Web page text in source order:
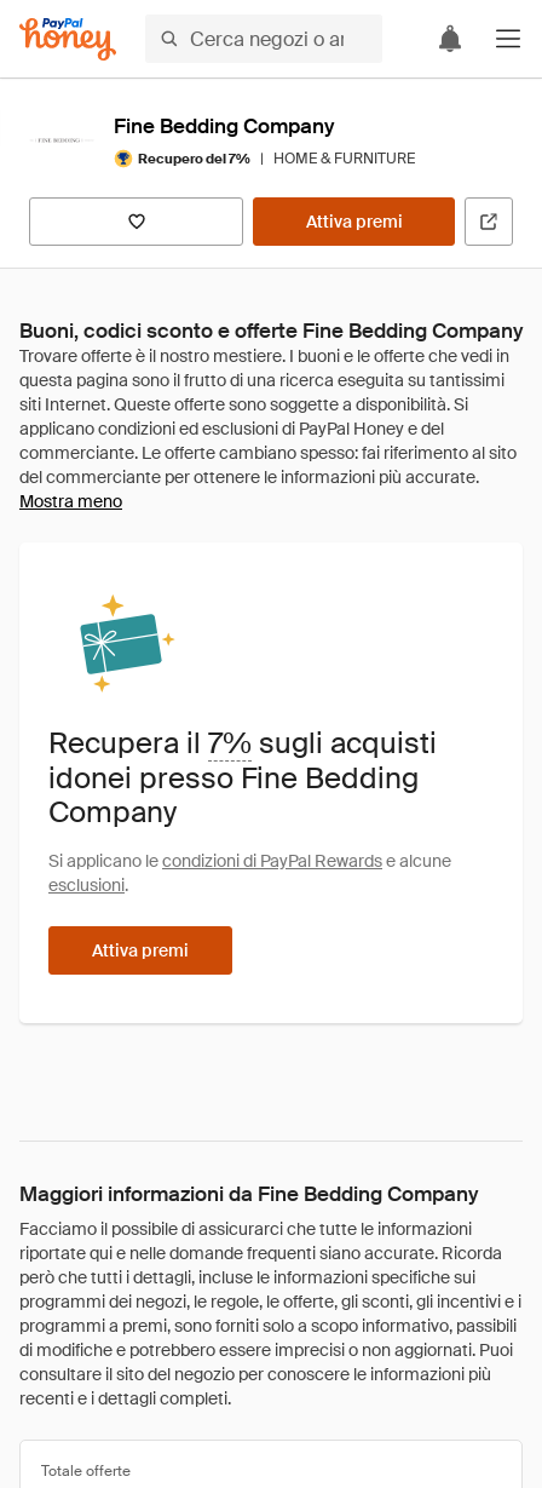
Fine Bedding Company
Recupero del 7% | HOME & FURNITURE
Attiva premi
Buoni, codici sconto e offerte Fine Bedding Company
Mostra meno
Recupera il 7% sugli acquisti
idonei presso Fine Bedding
Company
Si applicano lecondizioni di PayPal Rewardse alcune
esclusioni.
Attiva premi
Maggiori informazioni da Fine Bedding Company
Facciamo il possibile di assicurarci che tutte le informazioni
riportate qui e nelle domande frequenti siano accurate. Ricorda
però che tutti i dettagli, incluse le informazioni specifiche sui
programmi dei negozi, le regole, le offerte, gli sconti, gli incentivi e i
programmi a premi, sono forniti solo a scopo informativo, passibili
di modifiche e potrebbero essere imprecisi o non aggiornati. Puoi
consultare il sito del negozio per conoscere le informazioni più
recenti e i dettagli completi.
Totale offerte